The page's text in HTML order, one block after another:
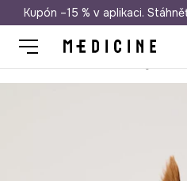
Doprava zdarma při
Kupón –15 % v aplikaci.